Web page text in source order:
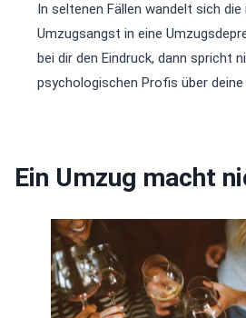
In seltenen Fällen wandelt sich die
Umzugsangst in eine
bei dir den Eindruck, dann spricht
psychologischen Profis über deine
Ein Umzug macht